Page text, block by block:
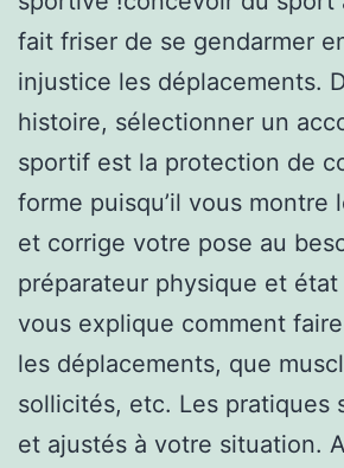
fait friser de se gendarmer
injustice les déplacements.
histoire, sélectionner un
sportif est la protection de
forme puisqu’il vous montre
et corrige votre pose au
préparateur physique et
vous explique comment
les déplacements, que
sollicités, etc. Les pratiques
et ajustés à votre situation.